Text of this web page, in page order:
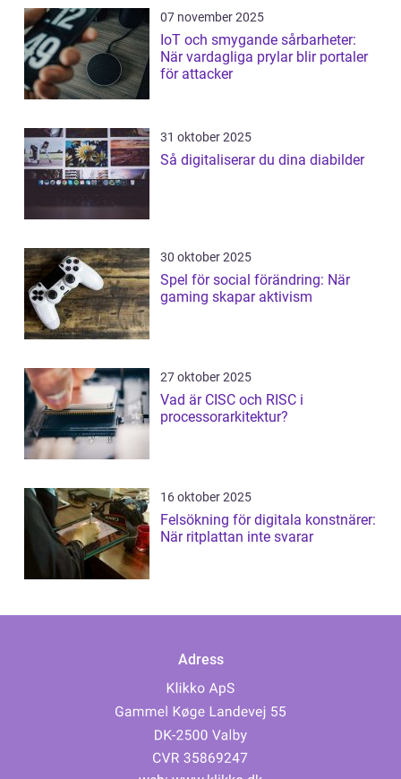
07 november 2025
IoT och smygande sårbarheter:
När vardagliga prylar blir portaler
för attacker
31 oktober 2025
Så digitaliserar du dina diabilder
30 oktober 2025
Spel för social förändring: När
gaming skapar aktivism
27 oktober 2025
Vad är CISC och RISC i
processorarkitektur?
16 oktober 2025
Felsökning för digitala konstnärer:
När ritplattan inte svarar
Adress